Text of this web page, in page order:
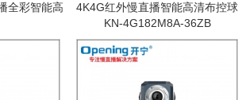
全彩智能高
4K4G红外慢直播智能高清布控球
KN-4G182M8A-36ZB